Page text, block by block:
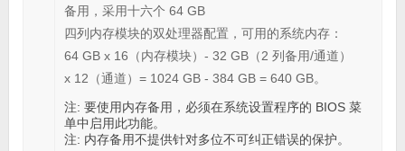
备用，采用十六个 64 GB
四列内存模块的双处理器配置，可用的系统内存：
64 GB x 16（内存模块）- 32 GB（2 列备用/通道）
x 12（通道）= 1024 GB - 384 GB = 640 GB。
注: 要使用内存备用，必须在系统设置程序的 BIOS 菜
单中启用此功能。
注: 内存备用不提供针对多位不可纠正错误的保护。